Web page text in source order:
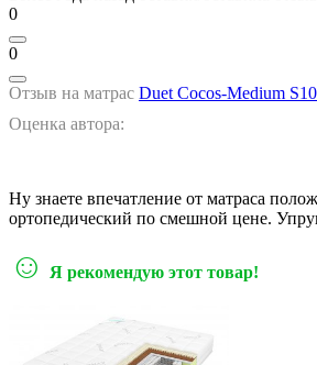
0
0
Отзыв на матрас Duet Cocos-Medium
Оценка автора:
Ну знаете впечатление от матраса
ортопедический по смешной цене.
☺ Я рекомендую этот товар!